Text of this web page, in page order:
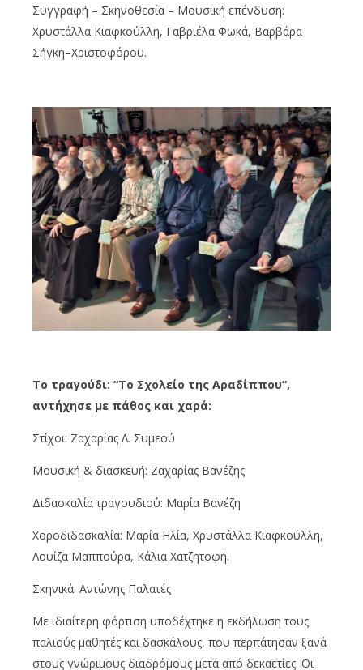
Συγγραφή – Σκηνοθεσία – Μουσική επένδυση:
Χρυστάλλα Κιαφκούλλη, Γαβριέλα Φωκά, Βαρβάρα
Σήγκη–Χριστοφόρου.
Το τραγούδι: “Το Σχολείο της Αραδίππου“,
αντήχησε με πάθος και χαρά:
Στίχοι: Ζαχαρίας Λ. Συμεού
Μουσική & διασκευή: Ζαχαρίας Βανέζης
Διδασκαλία τραγουδιού: Μαρία Βανέζη
Χοροδιδασκαλία: Μαρία Ηλία, Χρυστάλλα Κιαφκούλλη,
Λουίζα Μαππούρα, Κάλια Χατζητοφή.
Σκηνικά: Αντώνης Παλατές
Με ιδιαίτερη φόρτιση υποδέχτηκε η εκδήλωση τους
παλιούς μαθητές και δασκάλους, που περπάτησαν ξανά
στους γνώριμους διαδρόμους μετά από δεκαετίες. Οι